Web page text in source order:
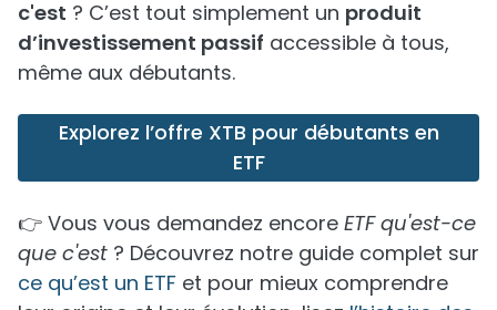
c'est ? C’est tout simplement un produit
d’investissement passif accessible à tous,
même aux débutants.
Explorez l’offre XTB pour débutants en
ETF
👉 Vous vous demandez encore ETF qu'est-ce
que c'est ? Découvrez notre guide complet sur
ce qu’est un ETF et pour mieux comprendre